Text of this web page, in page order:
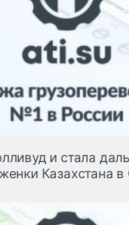
и стала
Казахстана